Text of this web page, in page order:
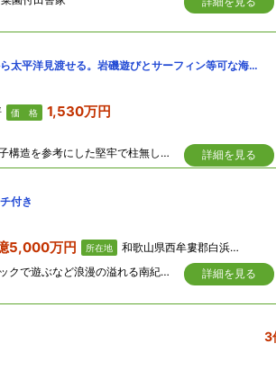
テレビで紹介された海岸沿いのドーム型別荘、室内から太平洋見渡せる。岩磯遊びとサーフィン等可な海目の前
価 格 1,530万円
読売テレビの小枝不動産で紹介されました。炭素の分子構造を参考にした堅牢で柱無しの広いドーム型、吹き抜けの天井高く開放的な別荘。三角形天窓で明るい。掘り炬燵・倉庫付。ミニ菜園も可能。
詳細を見る
付き
5,000万円 所在地
和歌山県西牟婁郡白浜町 堅田
海は青く透き通り、プライベートビーチで泳ぎ、カヤックで遊ぶなど浪漫の溢れる南紀白浜の無人島物件。堅田の海岸から島まで約２５０ｍ程で、泳いでも渡れそうな好立地。
詳細を見る
3